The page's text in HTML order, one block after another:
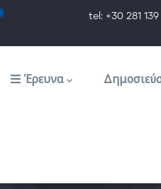
tel: +30 281 139
Έρευνα